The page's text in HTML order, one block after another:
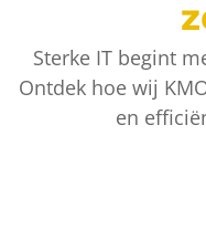
Sterke IT begint
Ontdek hoe wij
en